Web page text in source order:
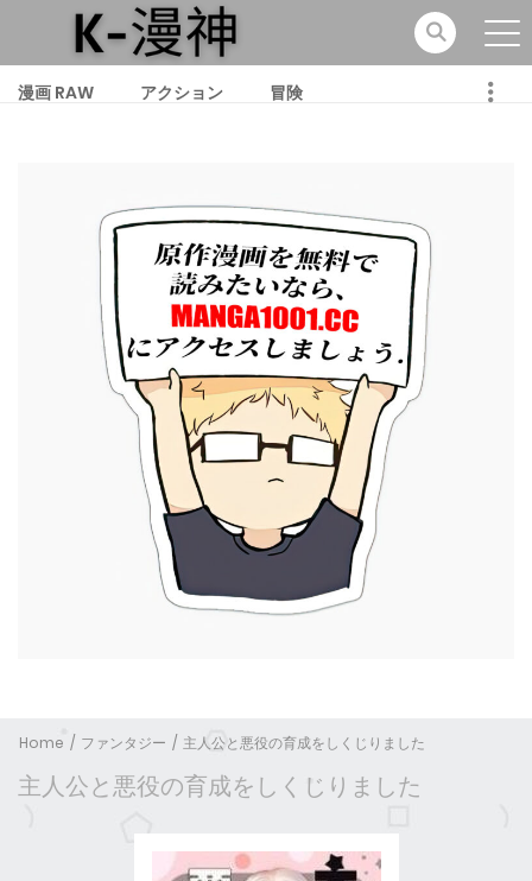
漫画 RAW アクション 冒険
Home ファンタジー 主人公と悪役の育成をしくじりました
主人公と悪役の育成をしくじりました